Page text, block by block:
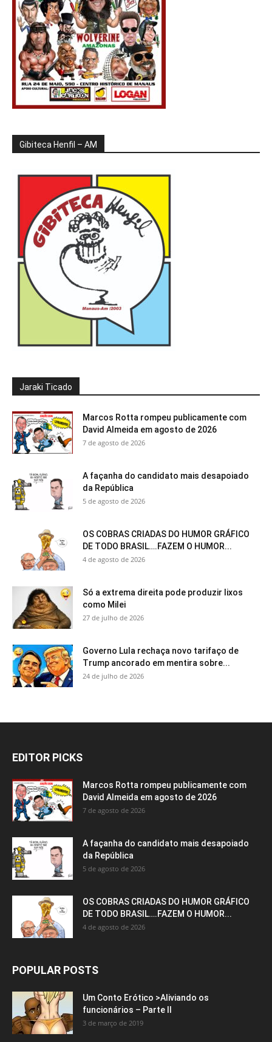
Gibiteca Henfil – AM
Jaraki Ticado
Marcos Rotta rompeu publicamente com
David Almeida em agosto de 2026
7 de agosto de 2026
A façanha do candidato mais desapoiado
da República
5 de agosto de 2026
OS COBRAS CRIADAS DO HUMOR GRÁFICO
DE TODO BRASIL….FAZEM O HUMOR...
4 de agosto de 2026
Só a extrema direita pode produzir lixos
como Milei
27 de julho de 2026
Governo Lula rechaça novo tarifaço de
Trump ancorado em mentira sobre...
24 de julho de 2026
EDITOR PICKS
Marcos Rotta rompeu publicamente com
David Almeida em agosto de 2026
7 de agosto de 2026
A façanha do candidato mais desapoiado
da República
5 de agosto de 2026
OS COBRAS CRIADAS DO HUMOR GRÁFICO
DE TODO BRASIL….FAZEM O HUMOR...
4 de agosto de 2026
POPULAR POSTS
Um Conto Erótico >Aliviando os
funcionários – Parte II
3 de março de 2019